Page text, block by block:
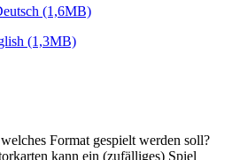
(1,6MB)
(1,3MB)
Format gespielt werden soll?
kann ein (zufälliges) Spiel